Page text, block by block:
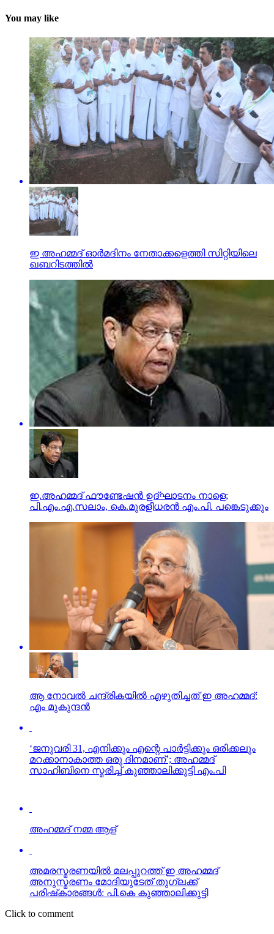
You may like
ഇ അഹമ്മദ് ഓര്‍മദിനം നേതാക്കളെത്തി സിറ്റിയിലെ
ഖബറിടത്തില്‍
ഇ.അഹമ്മദ് ഫൗണ്ടേഷന്‍ ഉദ്ഘാടനം നാളെ;
പി.എം.എ.സലാം, കെ.മുരളീധരന്‍ എം.പി. പങ്കെടുക്കും
ആ നോവല്‍ ചന്ദ്രികയില്‍ എഴുതിച്ചത് ഇ അഹമ്മദ്:
എം മുകുന്ദന്‍
‘ജനുവരി 31, എനിക്കും എന്റെ പാര്‍ട്ടിക്കും ഒരിക്കലും
മറക്കാനാകാത്ത ഒരു ദിനമാണ്’; അഹമ്മദ്
സാഹിബിനെ സ്മരിച്ച് കുഞ്ഞാലിക്കുട്ടി എം.പി
അഹമ്മദ് നമ്മ ആള്
അമരസ്മരണയില്‍ മലപ്പുറത്ത് ഇ അഹമ്മദ്
അനുസ്മരണം മോദിയുടേത് തുഗ്ലക്ക്
പരിഷ്‌കാരങ്ങള്‍: പി.കെ കുഞ്ഞാലിക്കുട്ടി
Click to comment